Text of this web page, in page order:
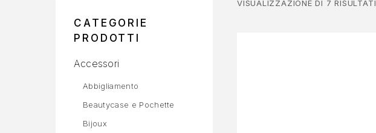
CATEGORIE
PRODOTTI
Accessori
Abbigliamento
Beautycase e Pochette
Bijoux
VISUALIZZAZIONE DI 7 RISULTATI